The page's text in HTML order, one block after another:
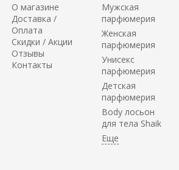
О магазине
Доставка /
Оплата
Скидки / Акции
Отзывы
Контакты
Мужская
парфюмерия
Женская
парфюмерия
Унисекс
парфюмерия
Детская
парфюмерия
Body лосьон
для тела Shaik